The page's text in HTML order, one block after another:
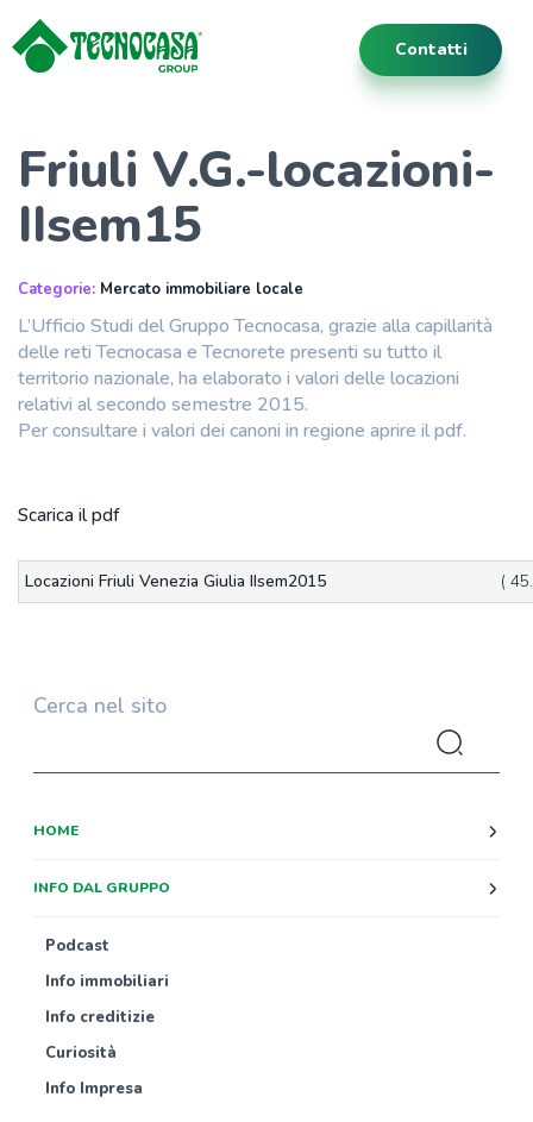
Contatti
Friuli V.G.-locazioni-
IIsem15
Categorie: Mercato immobiliare locale
L’Ufficio Studi del Gruppo Tecnocasa, grazie alla capillarità
delle reti Tecnocasa e Tecnorete presenti su tutto il
territorio nazionale, ha elaborato i valori delle locazioni
relativi al secondo semestre 2015.
Per consultare i valori dei canoni in regione aprire il pdf.
Scarica il pdf
Locazioni Friuli Venezia Giulia IIsem2015 (
Cerca nel sito
HOME
INFO DAL GRUPPO
Podcast
Info immobiliari
Info creditizie
Curiosità
Info Impresa